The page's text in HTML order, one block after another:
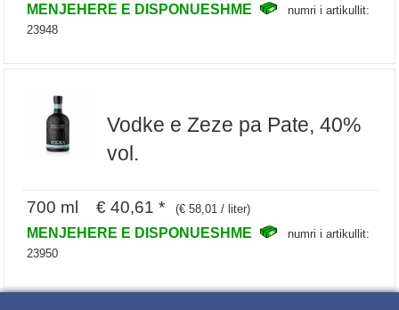
MENJEHERE E DISPONUESHME
numri i artikullit:
23948
Vodke e Zeze pa Pate, 40%
vol.
700 ml € 40,61 * (€ 58,01 / liter)
MENJEHERE E DISPONUESHME
numri i artikullit:
23950